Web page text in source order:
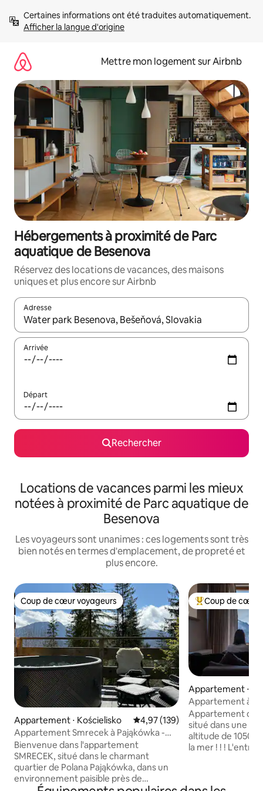
directement
Afficher la langue d'origine
Mettre mon logement sur Airbnb
Hébergements à proximité de Parc
aquatique de Besenova
Réservez des locations de vacances, des maisons
uniques et plus encore sur Airbnb
Adresse
Lorsque les résultats s'affichent, utilisez les flèches vers le
Arrivée
Départ
Rechercher
Locations de vacances parmi les mieux
notées à proximité de Parc aquatique de
Besenova
Les voyageurs sont unanimes : ces logements sont très
bien notés en termes d'emplacement, de propreté et
plus encore.
Coup de cœur voyageurs
Coup de cœur voyageurs
Appartement ⋅ Kościelisko Évaluation moyenne sur la
4,97 (139)
Appartement Smrecek à Pająkówka -
Premium Class
Bienvenue dans l'appartement
SMRECEK, situé dans le charmant
quartier de Polana Pająkówka, dans un
environnement paisible près de
Coups de cœur
Coup de cœur
Appartement ⋅
Appartement à 1
avec vue, max. 8
Appartement de
situé dans une
altitude de 1050
la mer ! ! !